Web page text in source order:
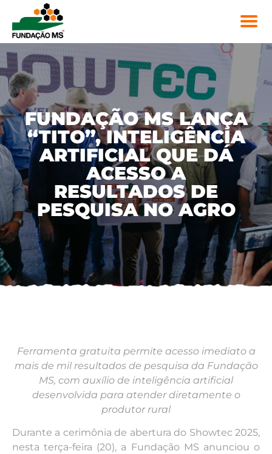
FUNDAÇÃO MS LANÇA
“TITO”, INTELIGÊNCIA
ARTIFICIAL QUE DÁ
ACESSO A
RESULTADOS DE
PESQUISA NO AGRO
Ferramenta gratuita permite acesso imediato a
mais de mil resultados de pesquisa da Fundação
MS, com auxílio de inteligência artificial
desenvolvida para atender diretamente o
produtor rural
Durante a cerimônia de abertura do Showtec 2025,
nesta terça-feira (20), a Fundação MS anunciou o